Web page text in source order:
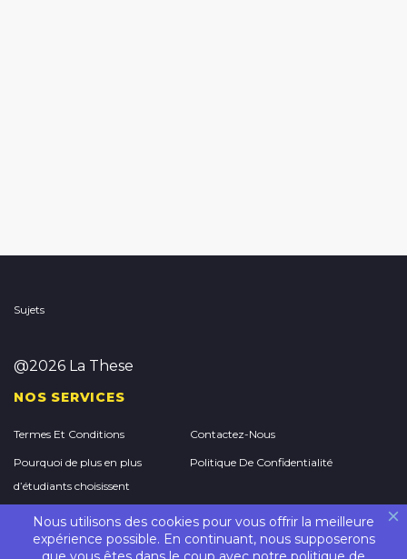
Nous utilisons des cookies pour vous offrir la meilleure
expérience possible. En continuant, nous supposerons
Sujets
@2026 La These
NOS SERVICES
Termes Et Conditions Contactez-Nous
Pourquoi de plus en plus
d’étudiants choisissent
essai universitaire en ligne
Politique De Confidentialité